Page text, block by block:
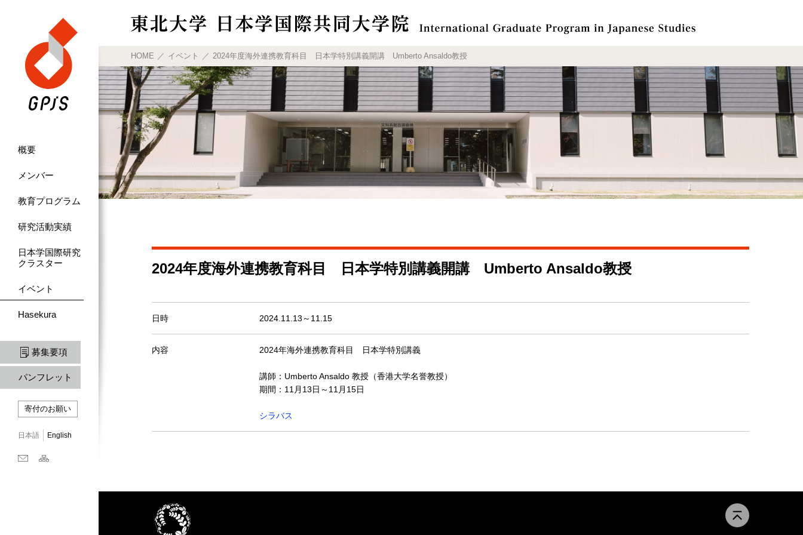
概要
メンバー
教育プログラム
研究活動実績
日本学国際研究
クラスター
イベント
Hasekura
募集要項
パンフレット
寄付のお願い
日本語 English
HOME イベント 2024年度海外連携教育科目 日本学特別講義開講 Umberto Ansaldo教授
2024年度海外連携教育科目 日本学特別講義開講 Umberto Ansaldo教授
日時 2024.11.13～11.15
内容 2024年海外連携教育科目 日本学特別講義
講師：Umberto Ansaldo 教授（香港大学名誉教授）
期間：11月13日～11月15日
シラバス